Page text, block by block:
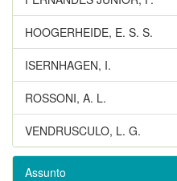
HOOGERHEIDE, E. S. S.
ISERNHAGEN, I.
ROSSONI, A. L.
VENDRUSCULO, L. G.
Assunto